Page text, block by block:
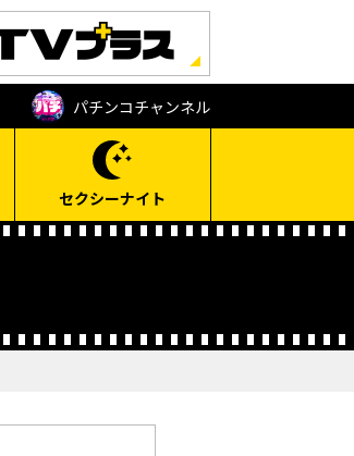
パチンコチャンネル
セクシーナイト